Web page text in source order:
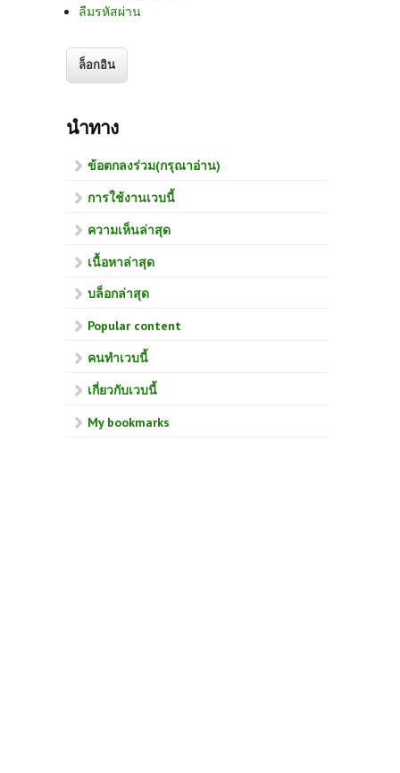
ลืมรหัสผ่าน
นำทาง
ข้อตกลงร่วม(กรุณาอ่าน)
การใช้งานเวบนี้
ความเห็นล่าสุด
เนื้อหาล่าสุด
บล็อกล่าสุด
Popular content
คนทำเวบนี้
เกี่ยวกับเวบนี้
My bookmarks